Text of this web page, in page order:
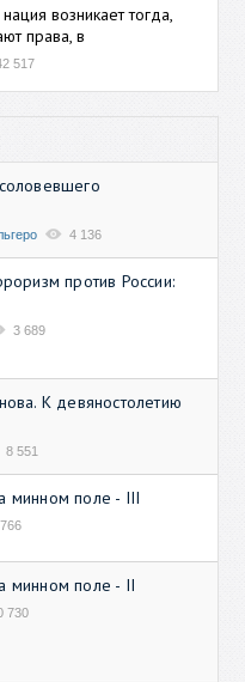
возникает тогда,
права, в
517
4 136
против России:
3 689
К девяностолетию
8 551
минном поле - III
минном поле - II
730